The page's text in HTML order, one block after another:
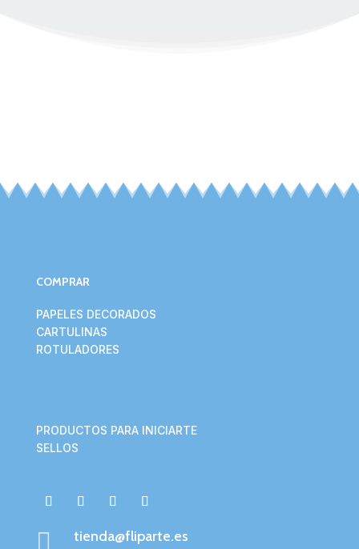
COMPRAR
PAPELES DECORADOS
CARTULINAS
ROTULADORES
PRODUCTOS PARA INICIARTE
SELLOS
 tienda@fliparte.es